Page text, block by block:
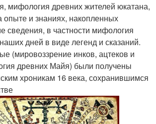
мифология древних жителей юкатана,
опыте и знаниях, накопленных
сведения, в частности мифология
дней в виде легенд и сказаний.
(мировоззрение инков, ацтеков и
древних Майя) были получены
хроникам 16 века, сохранившимся